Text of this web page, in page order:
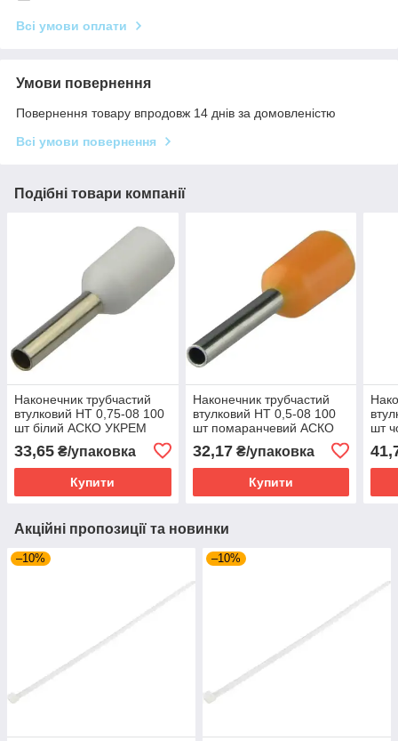
Всі умови оплати
Умови повернення
Повернення товару впродовж 14 днів за домовленістю
Всі умови повернення
Подібні товари компанії
Наконечник трубчастий
втулковий НТ 0,75-08 100
шт білий АСКО УКРЕМ
33,65 ₴/упаковка
Купити
Наконечник трубчастий
втулковий НТ 0,5-08 100
шт помаранчевий АСКО
32,17₴/упаковка
Купити
шт
Акційні пропозиції та новинки
–10% –10%